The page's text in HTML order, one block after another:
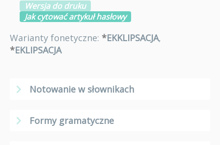
Wersja do druku
Jak cytować artykuł hasłowy
Warianty fonetyczne: *EKKLIPSACJA,
*EKLIPSACJA
Notowanie w słownikach
Formy gramatyczne